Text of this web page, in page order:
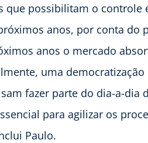
que possibilitam o controle
anos, por conta do
anos o mercado
uma democratização
fazer parte do dia-a-dia
para agilizar os
Paulo.